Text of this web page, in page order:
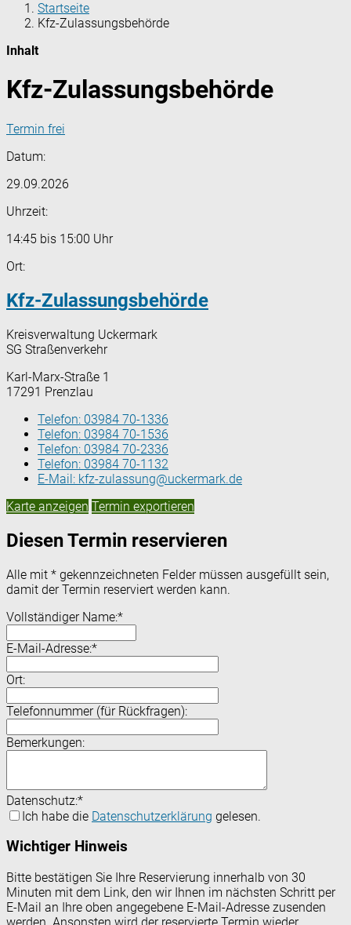
Startseite
Kfz-Zulassungsbehörde
Inhalt
Kfz-Zulassungsbehörde
Termin frei
Datum:
29.09.2026
Uhrzeit:
14:45 bis 15:00 Uhr
Ort:
Kfz-Zulassungsbehörde
Kreisverwaltung Uckermark
SG Straßenverkehr
Karl-Marx-Straße 1
17291 Prenzlau
Telefon: 03984 70-1336
Telefon: 03984 70-1536
Telefon: 03984 70-2336
Telefon: 03984 70-1132
E-Mail: kfz-zulassung@uckermark.de
Karte anzeigen Termin exportieren
Diesen Termin reservieren
Alle mit * gekennzeichneten Felder müssen ausgefüllt sein,
damit der Termin reserviert werden kann.
Vollständiger Name:*
E-Mail-Adresse:*
Ort:
Telefonnummer (für Rückfragen):
Bemerkungen:
Datenschutz:*
Ich habe die Datenschutzerklärung gelesen.
Wichtiger Hinweis
Bitte bestätigen Sie Ihre Reservierung innerhalb von 30
Minuten mit dem Link, den wir Ihnen im nächsten Schritt per
E-Mail an Ihre oben angegebene E-Mail-Adresse zusenden